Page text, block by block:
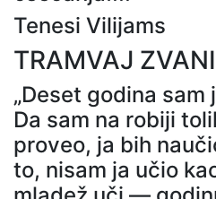
Tenesi Vilijams
TRAMVAJ
„Deset godina sam
Da sam na robiji
proveo, ja bih
to, nisam ja učio